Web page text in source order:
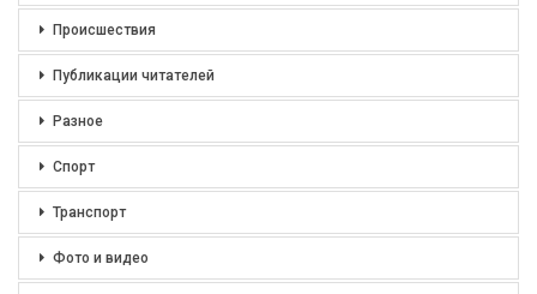
Происшествия
Публикации читателей
Разное
Спорт
Транспорт
Фото и видео